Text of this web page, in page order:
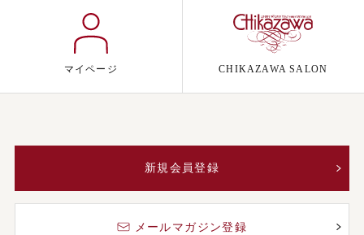
マイページ CHIKAZAWA SALON
新規会員登録
メールマガジン登録